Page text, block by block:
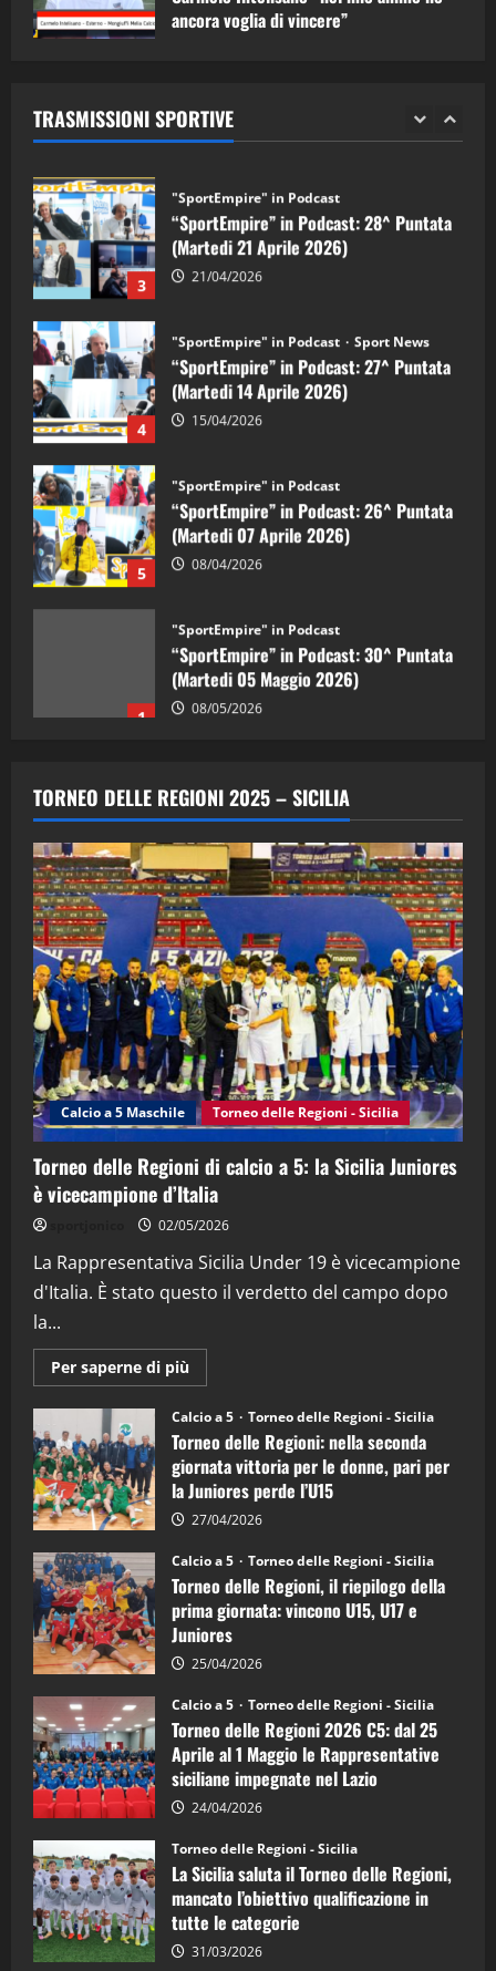
ancora voglia di vincere”
TRASMISSIONI SPORTIVE
2 28/04/2026
3
“SportEmpire” in Podcast: 28^ Puntata
(Martedi 21 Aprile 2026)
4
“SportEmpire” in Podcast: 27^ Puntata
(Martedi 14 Aprile 2026)
5
“SportEmpire” in Podcast: 26^ Puntata
(Martedi 07 Aprile 2026)
1
“SportEmpire” in Podcast: 30^ Puntata
(Martedi 05 Maggio 2026)
2
“SportEmpire” in Podcast: 29^ Puntata
(Martedi 28 Aprile 2026)
28/04/2026
3
"SportEmpire" in Podcast
“SportEmpire” in Podcast: 28^ Puntata
(Martedi 21 Aprile 2026)
21/04/2026
4
"SportEmpire" in Podcast Sport News
“SportEmpire” in Podcast: 27^ Puntata
(Martedi 14 Aprile 2026)
15/04/2026
"SportEmpire" in Podcast
“SportEmpire” in Podcast: 26^ Puntata
08/04/2026
TORNEO DELLE REGIONI 2025 – SICILIA
Calcio a 5 Maschile Torneo delle Regioni - Sicilia
Torneo delle Regioni di calcio a 5: la Sicilia Juniores
è vicecampione d’Italia
02/05/2026
La Rappresentativa Sicilia Under 19 è vicecampione
d'Italia. È stato questo il verdetto del campo dopo
la...
Per saperne di più
informazioni
Torneo
delle
Regioni
di
calcio
a
5:
la
Juniores
è
vicecampione
d’Italia
Calcio a 5 Torneo delle Regioni - Sicilia
Torneo delle Regioni: nella seconda
giornata vittoria per le donne, pari per
la Juniores perde l’U15
27/04/2026
Calcio a 5 Torneo delle Regioni - Sicilia
Torneo delle Regioni, il riepilogo della
prima giornata: vincono U15, U17 e
Juniores
25/04/2026
Calcio a 5 Torneo delle Regioni - Sicilia
Torneo delle Regioni 2026 C5: dal 25
Aprile al 1 Maggio le Rappresentative
siciliane impegnate nel Lazio
24/04/2026
Torneo delle Regioni - Sicilia
La Sicilia saluta il Torneo delle Regioni,
mancato l’obiettivo qualificazione in
tutte le categorie
31/03/2026